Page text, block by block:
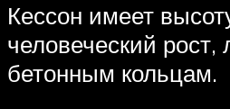
Кессон имеет
человеческий рост,
бетонным кольцам.